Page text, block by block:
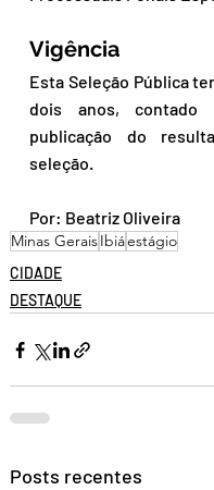
Vigência
Esta Seleção Pública
dois anos,
publicação do
seleção.
Por: Beatriz Oliveira
Minas GeraisIbiáestágio
CIDADE
DESTAQUE
Posts recentes